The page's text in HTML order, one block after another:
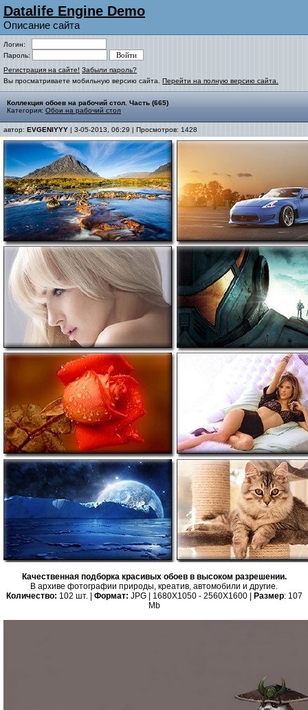
Datalife Engine Demo
Описание сайта
Логин:
Пароль:
Регистрация на сайте! Забыли пароль?
Вы просматриваете мобильную версию сайта. Перейти на полную версию сайта.
Коллекция обоев на рабочий стол. Часть (665)
Категория: Обои на рабочий стол
автор: EVGENIYYY | 3-05-2013, 06:29 | Просмотров: 1428
Качественная подборка красивых обоев в высоком разрешении.
В архиве фотографии природы, креатив, автомобили и другие.
Количество: 102 шт. | Формат: JPG | 1680X1050 - 2560X1600 | Размер: 107
Mb